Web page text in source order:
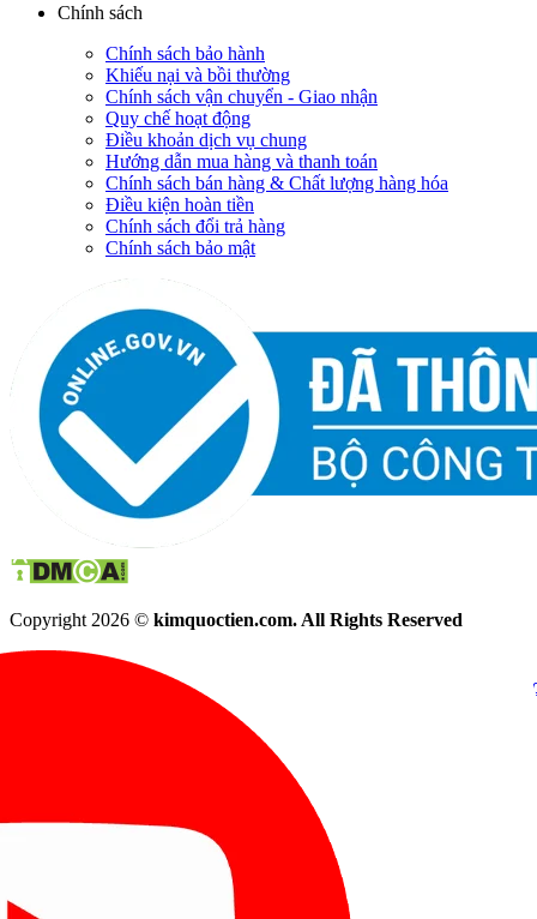
Chính sách
Chính sách bảo hành
Khiếu nại và bồi thường
Chính sách vận chuyển - Giao nhận
Quy chế hoạt động
Điều khoản dịch vụ chung
Hướng dẫn mua hàng và thanh toán
Chính sách bán hàng & Chất lượng hàng hóa
Điều kiện hoàn tiền
Chính sách đổi trả hàng
Chính sách bảo mật
Copyright 2026 © kimquoctien.com. All Rights Reserved
(8h00 - 21h30)
(8h00 -